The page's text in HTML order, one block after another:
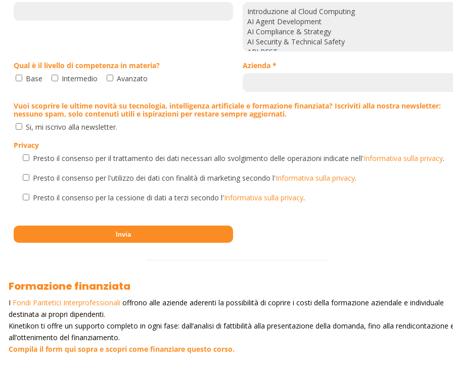
Qual è il livello di competenza in materia?
Base
Intermedio Avanzato
Azienda *
Vuoi scoprire le ultime novità su tecnologia, intelligenza artificiale e formazione finanziata? Iscriviti alla nostra newsletter:
nessuno spam, solo contenuti utili e ispirazioni per restare sempre aggiornati.
Si, mi iscrivo alla newsletter.
Privacy
Presto il consenso per il trattamento dei dati necessari allo svolgimento delle operazioni indicate nell'Informativa sulla privacy.
Presto il consenso per l'utilizzo dei dati con finalità di marketing secondo l'Informativa sulla privacy.
Presto il consenso per la cessione di dati a terzi secondo l'Informativa sulla privacy.
Formazione finanziata
I Fondi Paritetici Interprofessionali offrono alle aziende aderenti la possibilità di coprire i costi della formazione aziendale e individuale
destinata ai propri dipendenti.
Kinetikon ti offre un supporto completo in ogni fase: dall’analisi di fattibilità alla presentazione della domanda, fino alla rendicontazione
all’ottenimento del finanziamento.
Compila il form qui sopra e scopri come finanziare questo corso.